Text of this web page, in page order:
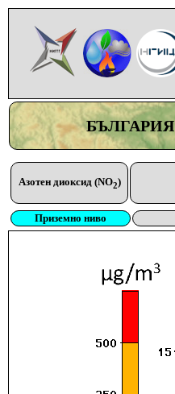
БЪЛГАРИЯ
Азотен диоксид (NO2)
Приземно ниво